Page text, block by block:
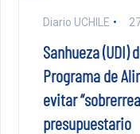
Diario UCHILE
Sanhueza
Programa de
evitar
presupuestario